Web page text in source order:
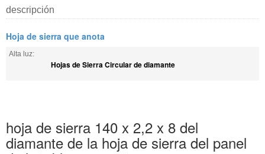
descripción
Hoja de sierra que anota
Alta luz:
Hojas de Sierra Circular de diamante
hoja de sierra 140 x 2,2 x 8 del
diamante de la hoja de sierra del panel